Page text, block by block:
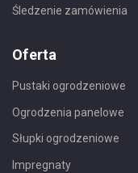
Śledzenie zamówienia
Oferta
Pustaki ogrodzeniowe
Ogrodzenia panelowe
Słupki ogrodzeniowe
Impregnaty